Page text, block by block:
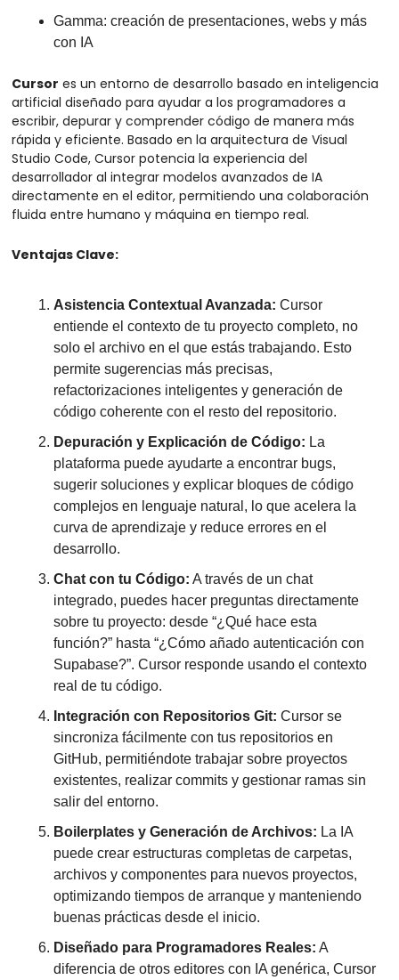
Gamma: creación de presentaciones, webs y más
con IA
Cursor es un entorno de desarrollo basado en inteligencia
artificial diseñado para ayudar a los programadores a
escribir, depurar y comprender código de manera más
rápida y eficiente. Basado en la arquitectura de Visual
Studio Code, Cursor potencia la experiencia del
desarrollador al integrar modelos avanzados de IA
directamente en el editor, permitiendo una colaboración
fluida entre humano y máquina en tiempo real.
Ventajas Clave:
Asistencia Contextual Avanzada: Cursor
entiende el contexto de tu proyecto completo, no
solo el archivo en el que estás trabajando. Esto
permite sugerencias más precisas,
refactorizaciones inteligentes y generación de
código coherente con el resto del repositorio.
Depuración y Explicación de Código: La
plataforma puede ayudarte a encontrar bugs,
sugerir soluciones y explicar bloques de código
complejos en lenguaje natural, lo que acelera la
curva de aprendizaje y reduce errores en el
desarrollo.
Chat con tu Código: A través de un chat
integrado, puedes hacer preguntas directamente
sobre tu proyecto: desde “¿Qué hace esta
función?” hasta “¿Cómo añado autenticación con
Supabase?”. Cursor responde usando el contexto
real de tu código.
Integración con Repositorios Git: Cursor se
sincroniza fácilmente con tus repositorios en
GitHub, permitiéndote trabajar sobre proyectos
existentes, realizar commits y gestionar ramas sin
salir del entorno.
Boilerplates y Generación de Archivos: La IA
puede crear estructuras completas de carpetas,
archivos y componentes para nuevos proyectos,
optimizando tiempos de arranque y manteniendo
buenas prácticas desde el inicio.
Diseñado para Programadores Reales: A
diferencia de otros editores con IA genérica, Cursor